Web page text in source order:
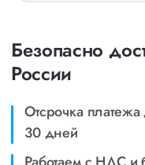
50-60
50-100
50-70
70-150
80-100
80-120
90-120
Безопасно
России
Отсрочка
30 дней